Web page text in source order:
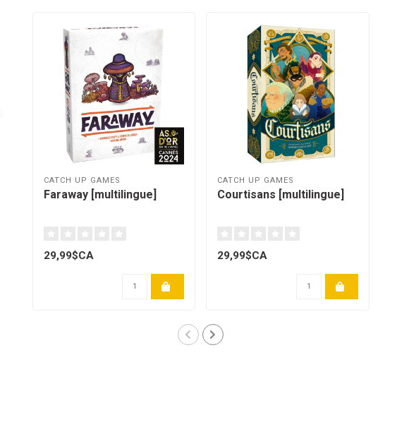
CATCH UP GAMES
Faraway [multilingue]
29,99$CA
CATCH UP GAMES
Courtisans [multilingue]
29,99$CA